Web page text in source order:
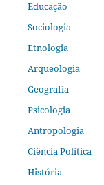
Educação
Sociologia
Etnologia
Arqueologia
Geografia
Psicologia
Antropologia
Ciência Política
História